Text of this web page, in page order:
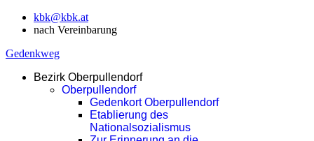
kbk@kbk.at
nach Vereinbarung
Gedenkweg
Bezirk Oberpullendorf
Oberpullendorf
Gedenkort Oberpullendorf
Etablierung des
Nationalsozialismus